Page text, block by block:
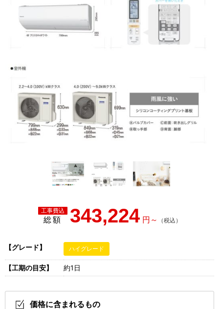
総額 343,224
【グレード】 ハイグレード
【工期の目安】 約1日
価格に含まれるもの